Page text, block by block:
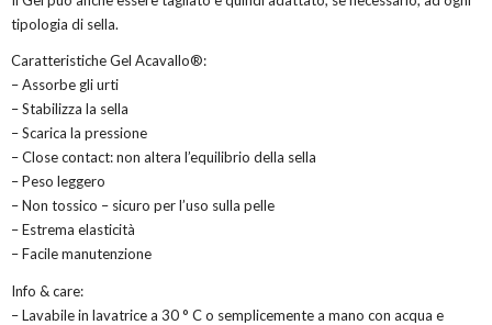
tipologia di sella.
Caratteristiche Gel Acavallo®:
– Assorbe gli urti
– Stabilizza la sella
– Scarica la pressione
– Close contact: non altera l’equilibrio della sella
– Peso leggero
– Non tossico – sicuro per l’uso sulla pelle
– Estrema elasticità
– Facile manutenzione
Info & care:
– Lavabile in lavatrice a 30 ° C o semplicemente a mano con acqua e